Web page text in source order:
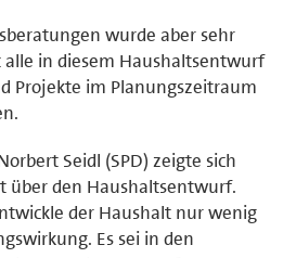
wurde aber sehr
alle in diesem Haushaltsentwurf
Projekte im Planungszeitraum
Seidl (SPD) zeigte sich
über den Haushaltsentwurf.
der Haushalt nur wenig
Es sei in den